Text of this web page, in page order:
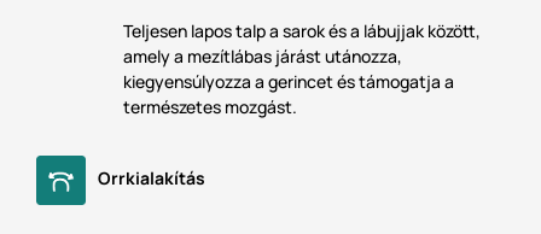
Teljesen lapos talp a sarok és a lábujjak között,
amely a mezítlábas járást utánozza,
kiegyensúlyozza a gerincet és támogatja a
természetes mozgást.
Orrkialakítás